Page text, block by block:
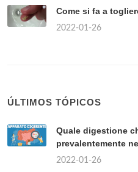
Come si fa a
2022-01-26
ÚLTIMOS TÓPICOS
Quale digestione
prevalentemente
2022-01-26